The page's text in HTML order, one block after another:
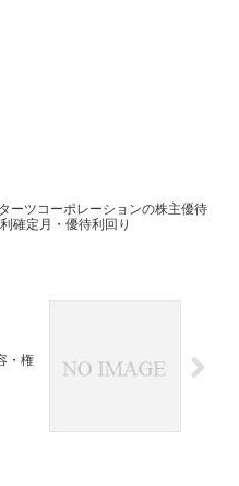
ーツコーポレーションの株主優待
確定月・優待利回り
・権